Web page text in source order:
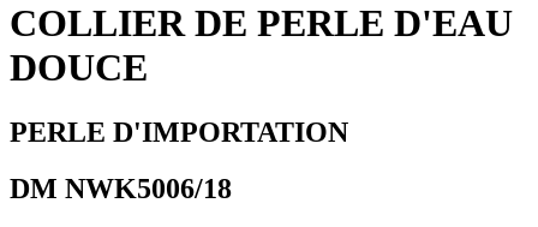
COLLIER DE PERLE D'EAU
DOUCE
PERLE D'IMPORTATION
DM NWK5006/18